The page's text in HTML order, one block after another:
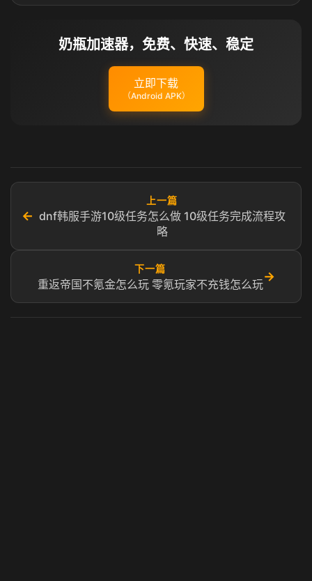
奶瓶加速器，免费、快速、稳定
立即下载
（Android APK）
←
上一篇
dnf韩服手游10级任务怎么做 10级任务完成流程攻
略
下一篇
重返帝国不氪金怎么玩 零氪玩家不充钱怎么玩
→